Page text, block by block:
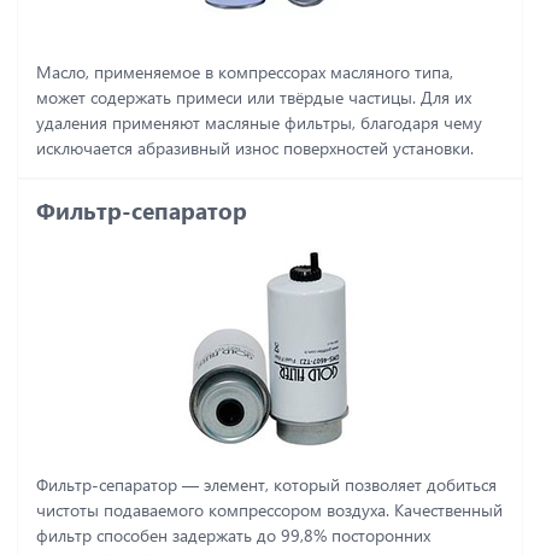
Масло, применяемое в компрессорах масляного типа,
может содержать примеси или твёрдые частицы. Для их
удаления применяют масляные фильтры, благодаря чему
исключается абразивный износ поверхностей установки.
Фильтр-сепаратор
Фильтр-сепаратор ― элемент, который позволяет добиться
чистоты подаваемого компрессором воздуха. Качественный
фильтр способен задержать до 99,8% посторонних